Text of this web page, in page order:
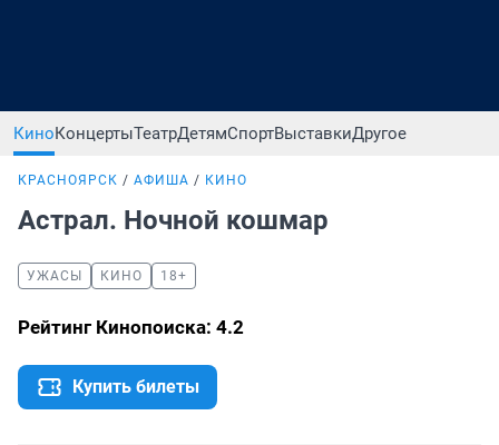
КиноКонцертыТеатрДетямСпортВыставкиДругое
КРАСНОЯРСК АФИША КИНО
Астрал. Ночной кошмар
УЖАСЫ КИНО 18+
Рейтинг Кинопоиска: 4.2
Купить билеты